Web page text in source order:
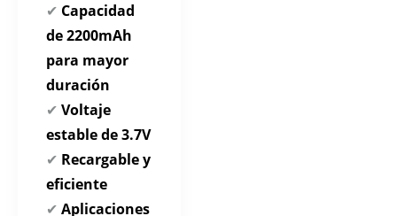
✔ Capacidad
de 2200mAh
para mayor
duración
✔ Voltaje
estable de 3.7V
✔ Recargable y
eficiente
✔ Aplicaciones